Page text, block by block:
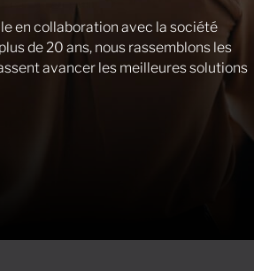
en collaboration avec la société
de 20 ans, nous rassemblons les
avancer les meilleures solutions